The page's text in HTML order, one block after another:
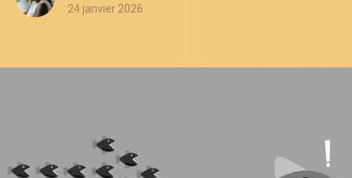
24 janvier 2026